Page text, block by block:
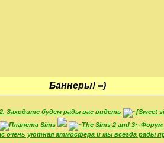
Баннеры! =)